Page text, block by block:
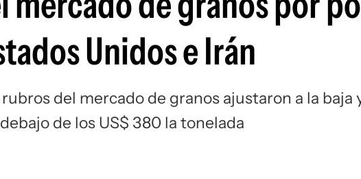
Unidos e Irán
del mercado de granos ajustaron a la baja
de los US$ 380 la tonelada